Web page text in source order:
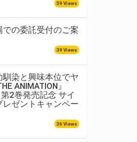
59 Views
での委託受付のご案
39 Views
馴染と興味本位でヤ
ANIMATION』
2巻発売記念 サイ
レゼントキャンペー
36 Views